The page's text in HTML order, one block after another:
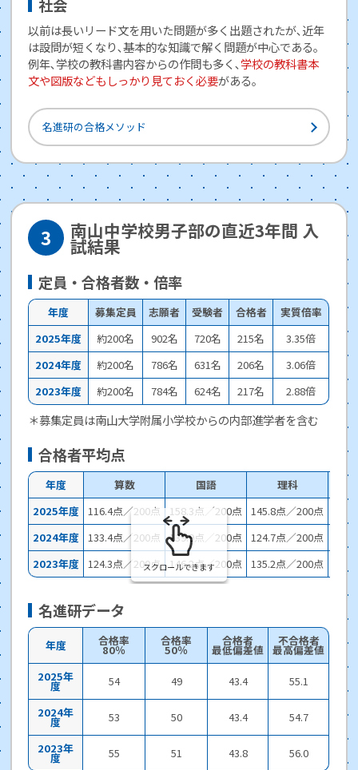
社会
以前は長いリード文を用いた問題が多く出題されたが､近年
は設問が短くなり､基本的な知識で解く問題が中心である。
例年､学校の教科書内容からの作問も多く､学校の教科書本
文や図版などもしっかり見ておく必要がある。
名進研の合格メソッド
南山中学校男子部の直近3年間 入
試結果
定員・合格者数・倍率
年度 募集定員 志願者 受験者 合格者
実質倍率
2025年度
約200名 902名 720名 215名
3.35倍
2024年度
約200名 786名 631名 206名
3.06倍
2023年度
約200名 784名 624名 217名 2.88倍
＊募集定員は南山大学附属小学校からの内部進学者を含む
合格者平均点
年度 算数 国語
理科
2025年度
116.4点／200点 158.3点／200点 145.8点／200点
2024年度
133.4点／200点 139.9点／200点 124.7点／200点
2023年度
124.3点／200点 146.2点／200点 135.2点／200点
スクロールできます
名進研データ
年度 合格率
80％
合格率
50％
合格者
最低偏差値
不合格者
最高偏差値
2025年
度 54 49 43.4 55.1
2024年
度 53 50 43.4 54.7
2023年
度 55 51 43.8 56.0